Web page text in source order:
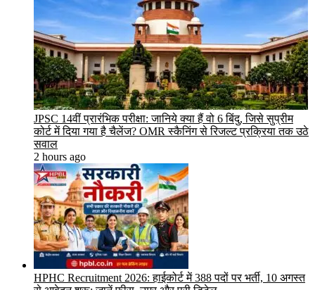
JPSC 14वीं प्रारंभिक परीक्षा: जानिये क्या हैं वो 6 बिंदु, जिसे सुप्रीम
कोर्ट में दिया गया है चैलेंज? OMR स्कैनिंग से रिजल्ट प्रक्रिया तक उठे
सवाल
2 hours ago
HPHC Recruitment 2026: हाईकोर्ट में 388 पदों पर भर्ती, 10 अगस्त